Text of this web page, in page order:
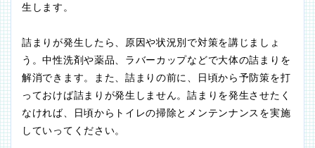
生します。
詰まりが発生したら、原因や状況別で対策を講じましょ
う。中性洗剤や薬品、ラバーカップなどで大体の詰まりを
解消できます。また、詰まりの前に、日頃から予防策を打
っておけば詰まりが発生しません。詰まりを発生させたく
なければ、日頃からトイレの掃除とメンテンナンスを実施
していってください。